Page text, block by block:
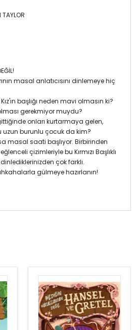
masal anlatıcısını dinlemeye hiç
Kız'ın başlığı neden mavi olmasın ki?
gerekmiyor muydu?
onları kurtarmaya gelen,
burunlu çocuk da kim?
masal saati başlıyor. Birbirinden
çizimleriyle bu Kırmızı Başlıklı
çok farklı.
gülmeye hazırlanın!